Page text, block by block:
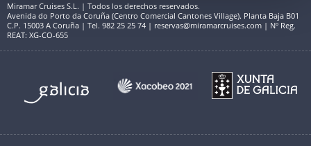
Miramar Cruises S.L. | Todos los derechos reservados.
Avenida do Porto da Coruña (Centro Comercial Cantones Village). Planta Baja B01
C.P. 15003 A Coruña | Tel. 982 25 25 74 | reservas@miramarcruises.com | Nº Reg.
REAT: XG-CO-655